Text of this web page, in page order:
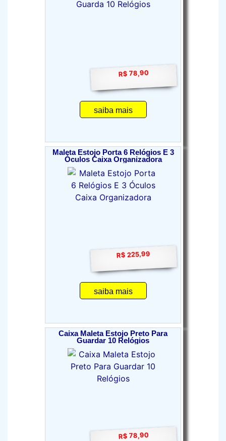
R$ 78,90
saiba mais
Maleta Estojo Porta 6 Relógios E 3
Óculos Caixa Organizadora
R$ 225,99
saiba mais
Caixa Maleta Estojo Preto Para
Guardar 10 Relógios
R$ 78,90